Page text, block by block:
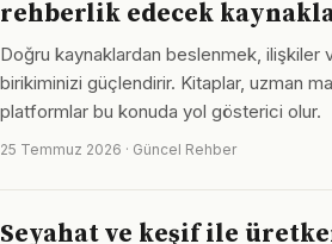
rehberlik edecek
Doğru kaynaklardan beslenmek, ilişkiler
birikiminizi güçlendirir. Kitaplar, uzman
platformlar bu konuda yol gösterici olur.
25 Temmuz 2026 · Güncel Rehber
Seyahat ve keşif ile